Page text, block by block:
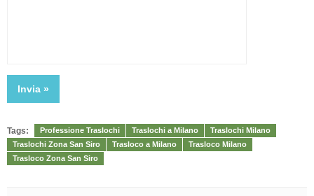
Tags: Professione Traslochi Traslochi a Milano
Traslochi Milano
Traslochi Zona San Siro
Trasloco a Milano
Trasloco Milano
Trasloco Zona San Siro